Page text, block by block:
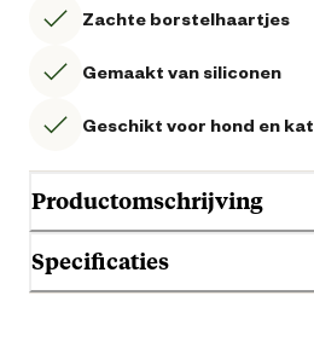
Zachte borstelhaartjes
Gemaakt van siliconen
Geschikt voor hond en kat
Productomschrijving
Specificaties